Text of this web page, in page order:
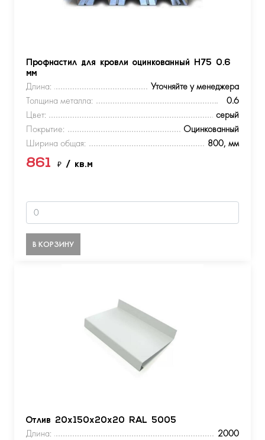
Профнастил для кровли оцинкованный Н75 0.6
мм
Длина:
Уточняйте у менеджера
Толщина металла:
0.6
Цвет:
серый
Покрытие:
Оцинкованный
Ширина общая:
800, мм
861 ₽ / кв.м
В КОРЗИНУ
Отлив 20х150х20х20 RAL 5005
Длина:
2000